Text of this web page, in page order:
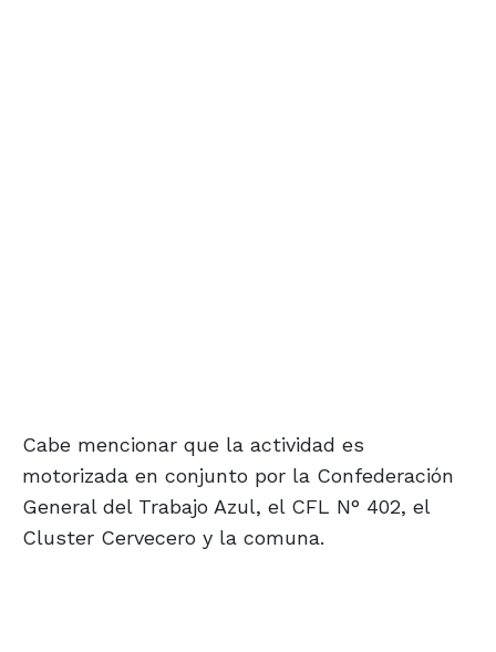
Cabe mencionar que la actividad es
motorizada en conjunto por la Confederación
General del Trabajo Azul, el CFL N° 402, el
Cluster Cervecero y la comuna.